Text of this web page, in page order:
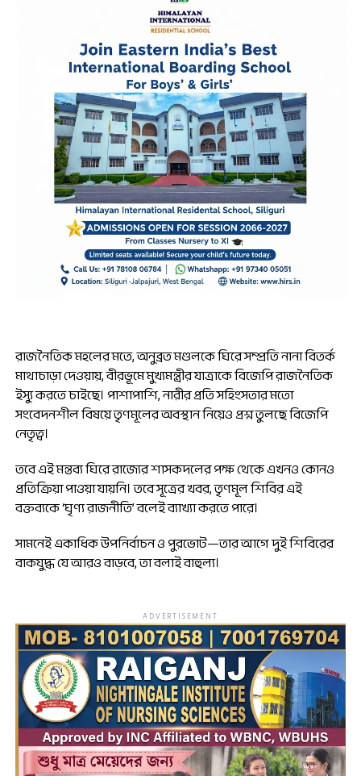
রাজনৈতিক মহলের মতে, অনুব্রত মণ্ডলকে ঘিরে সম্প্রতি নানা বিতর্ক
মাথাচাড়া দেওয়ায়, বীরভূমে মুখ্যমন্ত্রীর যাত্রাকে বিজেপি রাজনৈতিক
ইস্যু করতে চাইছে। পাশাপাশি, নারীর প্রতি সহিংসতার মতো
সংবেদনশীল বিষয়ে তৃণমূলের অবস্থান নিয়েও প্রশ্ন তুলছে বিজেপি
নেতৃত্ব।
তবে এই মন্তব্য ঘিরে রাজ্যের শাসকদলের পক্ষ থেকে এখনও কোনও
প্রতিক্রিয়া পাওয়া যায়নি। তবে সূত্রের খবর, তৃণমূল শিবির এই
বক্তব্যকে ‘ঘৃণ্য রাজনীতি’ বলেই ব্যাখ্যা করতে পারে।
সামনেই একাধিক উপনির্বাচন ও পুরভোট—তার আগে দুই শিবিরের
বাকযুদ্ধ যে আরও বাড়বে, তা বলাই বাহুল্য।
ADVERTISEMENT